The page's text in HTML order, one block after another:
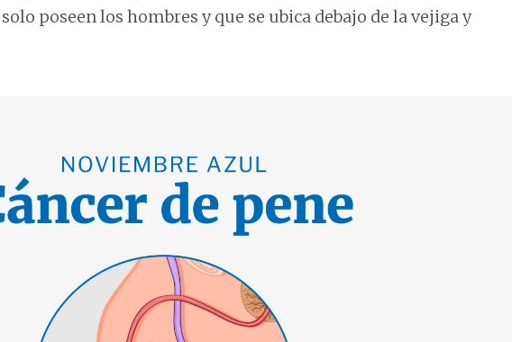
poseen los hombres y que se ubica debajo de la vejiga y